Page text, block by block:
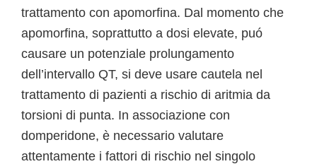
trattamento con apomorfina. Dal momento che
apomorfina, soprattutto a dosi elevate, puó
causare un potenziale prolungamento
dell’intervallo QT, si deve usare cautela nel
trattamento di pazienti a rischio di aritmia da
torsioni di punta. In associazione con
domperidone, è necessario valutare
attentamente i fattori di rischio nel singolo